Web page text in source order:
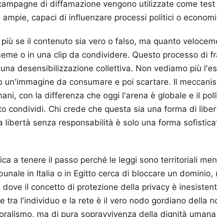
di diffamazione vengono utilizzate come
capaci di influenzare processi politici o
se il contenuto sia vero o falso, ma quanto
o in una clip da condividere. Questo processo di
desensibilizzazione collettiva. Non vediamo più
un'immagine da consumare e poi scartare. Il
con la differenza che oggi l'arena è globale e il
condividi. Chi crede che questa sia una forma di
libertà senza responsabilità è solo una forma
a tenere il passo perché le leggi sono territoriali
in Italia o in Egitto cerca di bloccare un dominio,
il concetto di protezione della privacy è
tra l'individuo e la rete è il vero nodo gordiano della
ma di pura sopravvivenza della dignità